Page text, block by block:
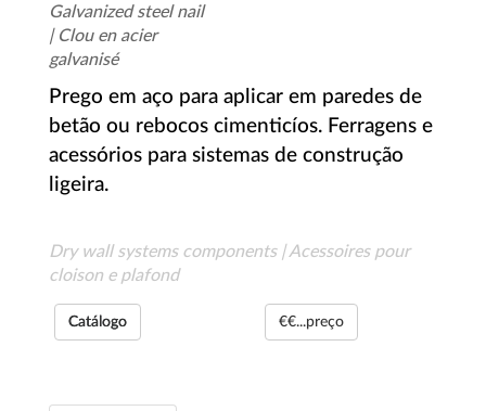
Galvanized steel nail
| Clou en acier
galvanisé
Prego em aço para aplicar em paredes de
betão ou rebocos cimenticíos. Ferragens e
acessórios para sistemas de construção
ligeira.
Dry wall systems components | Acessoires pour
cloison e plafond
Catálogo €€...preço